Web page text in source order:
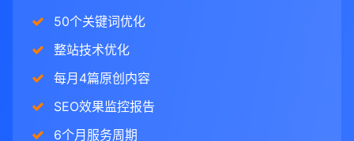
50个关键词优化
整站技术优化
每月4篇原创内容
SEO效果监控报告
6个月服务周期